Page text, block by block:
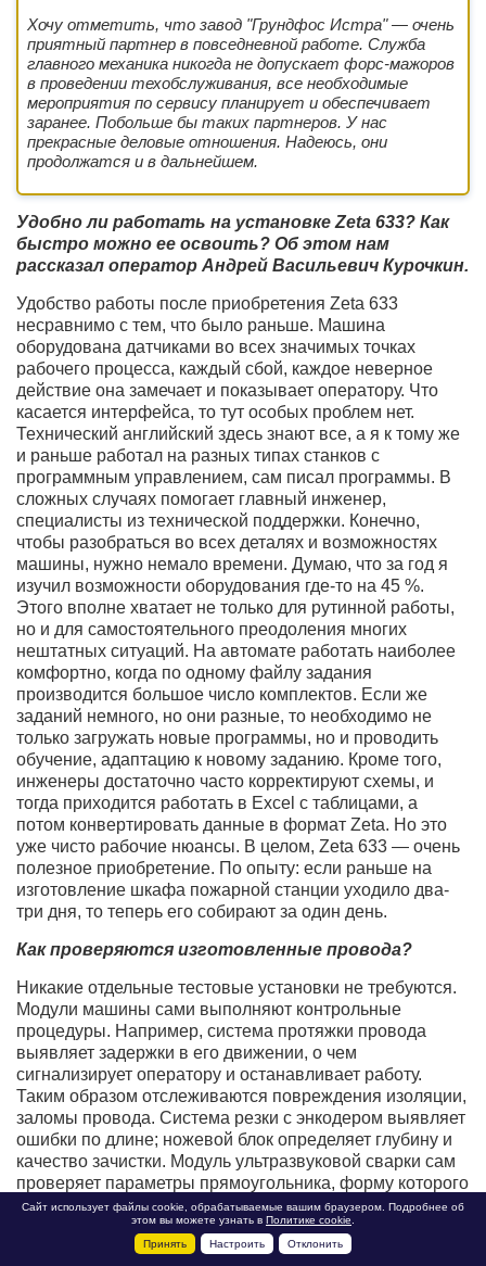
Хочу отметить, что завод "Грундфос Истра" — очень
приятный партнер в повседневной работе. Служба
главного механика никогда не допускает форс-мажоров
в проведении техобслуживания, все необходимые
мероприятия по сервису планирует и обеспечивает
заранее. Побольше бы таких партнеров. У нас
прекрасные деловые отношения. Надеюсь, они
продолжатся и в дальнейшем.
Удобно ли работать на установке Zeta 633? Как
быстро можно ее освоить? Об этом нам
рассказал оператор Андрей Васильевич Курочкин.
Удобство работы после приобретения Zeta 633
несравнимо с тем, что было раньше. Машина
оборудована датчиками во всех значимых точках
рабочего процесса, каждый сбой, каждое неверное
действие она замечает и показывает оператору. Что
касается интерфейса, то тут особых проблем нет.
Технический английский здесь знают все, а я к тому же
и раньше работал на разных типах станков с
программным управлением, сам писал программы. В
сложных случаях помогает главный инженер,
специалисты из технической поддержки. Конечно,
чтобы разобраться во всех деталях и возможностях
машины, нужно немало времени. Думаю, что за год я
изучил возможности оборудования где-то на 45 %.
Этого вполне хватает не только для рутинной работы,
но и для самостоятельного преодоления многих
нештатных ситуаций. На автомате работать наиболее
комфортно, когда по одному файлу задания
производится большое число комплектов. Если же
заданий немного, но они разные, то необходимо не
только загружать новые программы, но и проводить
обучение, адаптацию к новому заданию. Кроме того,
инженеры достаточно часто корректируют схемы, и
тогда приходится работать в Excel с таблицами, а
потом конвертировать данные в формат Zeta. Но это
уже чисто рабочие нюансы. В целом, Zeta 633 — очень
полезное приобретение. По опыту: если раньше на
изготовление шкафа пожарной станции уходило два-
три дня, то теперь его собирают за один день.
Как проверяются изготовленные провода?
Никакие отдельные тестовые установки не требуются.
Модули машины сами выполняют контрольные
процедуры. Например, система протяжки провода
выявляет задержки в его движении, о чем
сигнализирует оператору и останавливает работу.
Таким образом отслеживаются повреждения изоляции,
заломы провода. Система резки с энкодером выявляет
ошибки по длине; ножевой блок определяет глубину и
качество зачистки. Модуль ультразвуковой сварки сам
проверяет параметры прямоугольника, форму которого
приобретает сечение провода после сварки. Важно, что
при любом браке машина отрезает негодный участок
провода и в конце выполнения задания изготавливает
Сайт использует файлы cookie, обрабатываемые вашим браузером. Подробнее об
этом вы можете узнать в Политике cookie
Принять
Настроить Отклонить